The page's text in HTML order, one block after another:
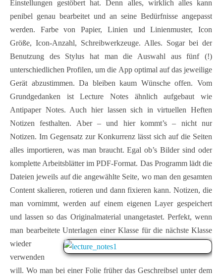
Einstellungen gestöbert hat. Denn alles, wirklich alles kann
penibel genau bearbeitet und an seine Bedürfnisse angepasst
werden. Farbe von Papier, Linien und Linienmuster, Icon
Größe, Icon-Anzahl, Schreibwerkzeuge. Alles. Sogar bei der
Benutzung des Stylus hat man die Auswahl aus fünf (!)
unterschiedlichen Profilen, um die App optimal auf das jeweilige
Gerät abzustimmen. Da bleiben kaum Wünsche offen. Vom
Grundgedanken ist Lecture Notes ähnlich aufgebaut wie
Antipaper Notes. Auch hier lassen sich in virtuellen Heften
Notizen festhalten. Aber – und hier kommt’s – nicht nur
Notizen. Im Gegensatz zur Konkurrenz lässt sich auf die Seiten
alles importieren, was man braucht. Egal ob’s Bilder sind oder
komplette Arbeitsblätter im PDF-Format. Das Programm lädt die
Dateien jeweils auf die angewählte Seite, wo man den gesamten
Content skalieren, rotieren und dann fixieren kann. Notizen, die
man vornimmt, werden auf einem eigenen Layer gespeichert
und lassen so das Originalmaterial unangetastet. Perfekt, wenn
man bearbeitete Unterlagen einer Klasse für die nächste Klasse
wieder
verwenden
will. Wo man bei einer Folie früher das Geschreibsel unter dem